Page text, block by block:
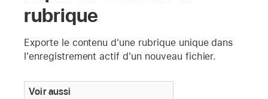
rubrique
Exporte le contenu d'une rubrique unique dans
l'enregistrement actif d'un nouveau fichier.
Voir aussi